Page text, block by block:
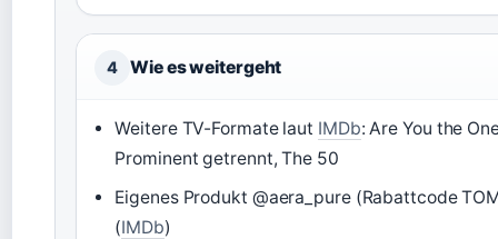
4 Wie es weitergeht
Weitere TV-Formate laut IMDb: Are You the
Prominent getrennt, The 50
Eigenes Produkt @aera_pure (Rabattcode
(IMDb)